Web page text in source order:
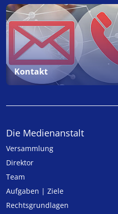
Kontakt
Die Medienanstalt
Versammlung
Direktor
Team
Aufgaben | Ziele
Rechtsgrundlagen